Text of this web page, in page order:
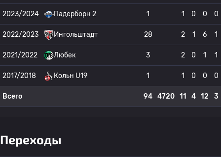
2023/2024 Падерборн 2 1 1 0 0 0
2022/2023 Ингольштадт 28 2 1 6 1
2021/2022 Любек 3 2 0 1 1
2017/2018 Кольн U19 1 1 0 0 0
Всего 94 4720 11 4 12 3
Переходы